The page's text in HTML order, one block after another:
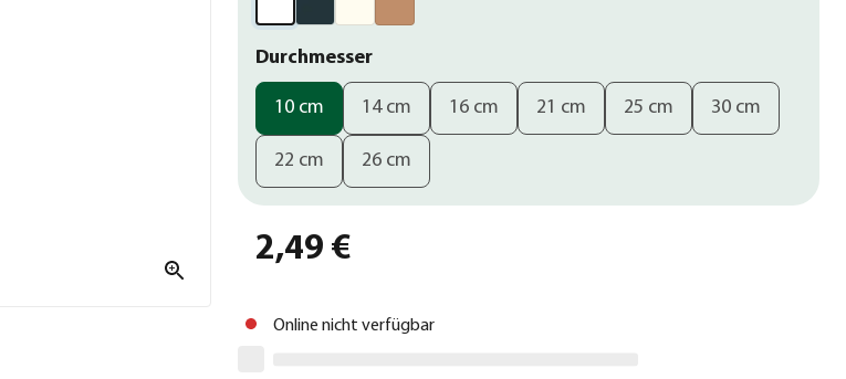
Durchmesser
10 cm 14 cm 16 cm 21 cm 25 cm 30 cm
22 cm 26 cm
2,49 €
Online nicht verfügbar